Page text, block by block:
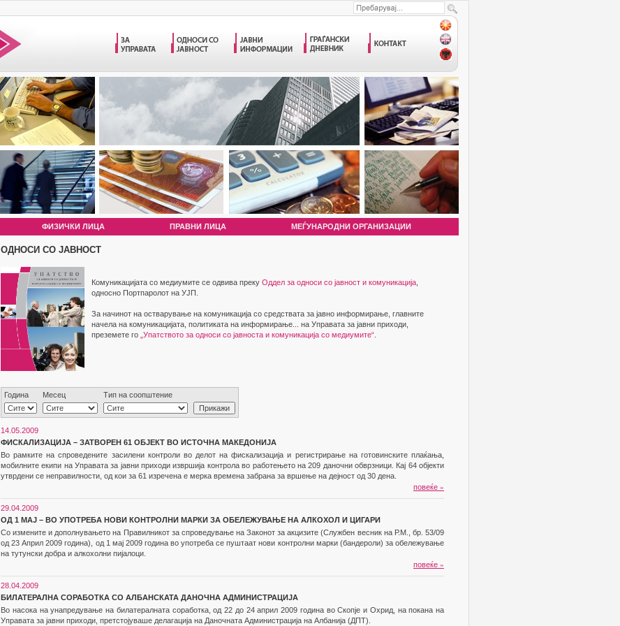
ФИЗИЧКИ ЛИЦА ПРАВНИ ЛИЦА МЕЃУНАРОДНИ ОРГАНИЗАЦИИ
ОДНОСИ СО ЈАВНОСТ
Комуникацијата со медиумите се одвива преку Оддел за односи со јавност и комуникација
односно Портпаролот на УЈП.
За начинот на остварување на комуникација со средствата за јавно информирање, главните
начела на комуникацијата, политиката на информирање... на Управата за јавни приходи,
преземете го „Упатството за односи со јавноста и комуникација со медиумите“
Година Месец Тип на соопштение
14.05.2009
ФИСКАЛИЗАЦИЈА – ЗАТВОРЕН 61 ОБЈЕКТ ВО ИСТОЧНА МАКЕДОНИЈА
Во рамките на спроведените засилени контроли во делот на фискализација и регистрирање на готовинските плаќања,
мобилните екипи на Управата за јавни приходи извршија контрола во работењето на 209 даночни обврзници. Кај 64 објекти
утврдени се неправилности, од кои за 61 изречена е мерка времена забрана за вршење на дејност од 30 дена.
повеќе »
29.04.2009
ОД 1 МАЈ – ВО УПОТРЕБА НОВИ КОНТРОЛНИ МАРКИ ЗА ОБЕЛЕЖУВАЊЕ НА АЛКОХОЛ И ЦИГАРИ
Со измените и дополнувањето на Правилникот за спроведување на Законот за акцизите (Службен весник на Р.М., бр. 53/09
од 23 Април 2009 година), од 1 мај 2009 година во употреба се пуштаат нови контролни марки (бандероли) за обележување
на тутунски добра и алкохолни пијалоци.
повеќе »
28.04.2009
БИЛАТЕРАЛНА СОРАБОТКА СО АЛБАНСКАТА ДАНОЧНА АДМИНИСТРАЦИЈА
Во насока на унапредување на билатералната соработка, од 22 до 24 април 2009 година во Скопје и Охрид, на покана на
Управата за јавни приходи, претстојуваше делагација на Даночната Администрација на Албанија (ДПТ).